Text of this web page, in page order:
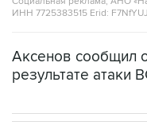
ИНН 7725383515 Erid:
Аксенов сообщил
результате атаки